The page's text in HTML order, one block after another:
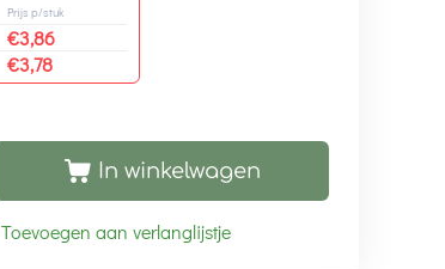
Prijs p/stuk
€3,86
€3,78
In winkelwagen
Toevoegen aan verlanglijstje